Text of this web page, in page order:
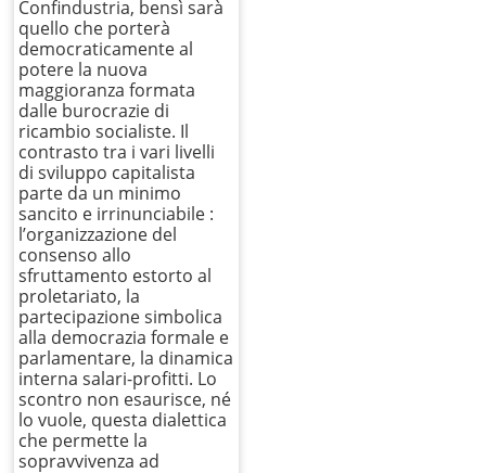
Confindustria, bensì sarà
quello che porterà
democraticamente al
potere la nuova
maggioranza formata
dalle burocrazie di
ricambio socialiste. Il
contrasto tra i vari livelli
di sviluppo capitalista
parte da un minimo
sancito e irrinunciabile :
l’organizzazione del
consenso allo
sfruttamento estorto al
proletariato, la
partecipazione simbolica
alla democrazia formale e
parlamentare, la dinamica
interna salari-profitti. Lo
scontro non esaurisce, né
lo vuole, questa dialettica
che permette la
sopravvivenza ad